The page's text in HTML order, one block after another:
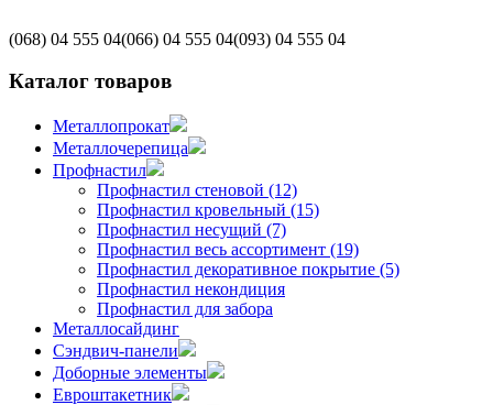
(068) 04 555 04(066) 04 555 04(093) 04 555 04
Каталог товаров
Металлопрокат
Металлочерепица
Профнастил
Профнастил стеновой (12)
Профнастил кровельный (15)
Профнастил несущий (7)
Профнастил весь ассортимент (19)
Профнастил декоративное покрытие (5)
Профнастил некондиция
Профнастил для забора
Металлосайдинг
Сэндвич-панели
Доборные элементы
Евроштакетник